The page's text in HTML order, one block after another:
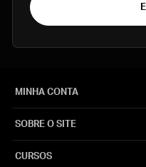
MINHA CONTA
SOBRE O SITE
CURSOS